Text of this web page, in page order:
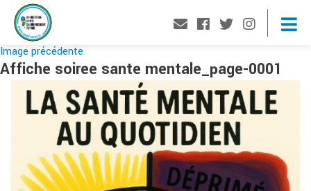
Image précédente
Affiche soiree sante mentale_page-0001